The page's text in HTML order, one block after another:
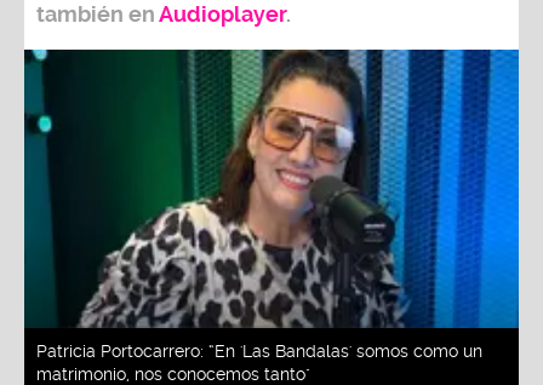
también enAudioplayer.
Patricia Portocarrero: “En 'Las Bandalas' somos como un
matrimonio, nos conocemos tanto"